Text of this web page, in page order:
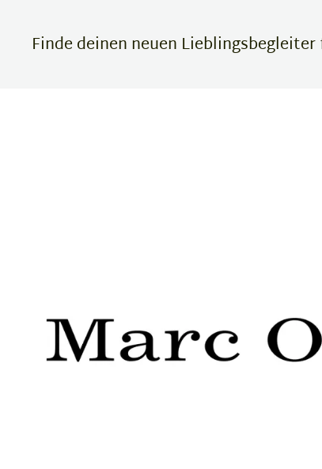
Finde deinen neuen